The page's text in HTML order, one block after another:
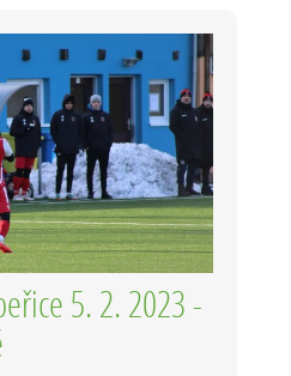
5. 2. 2023 -